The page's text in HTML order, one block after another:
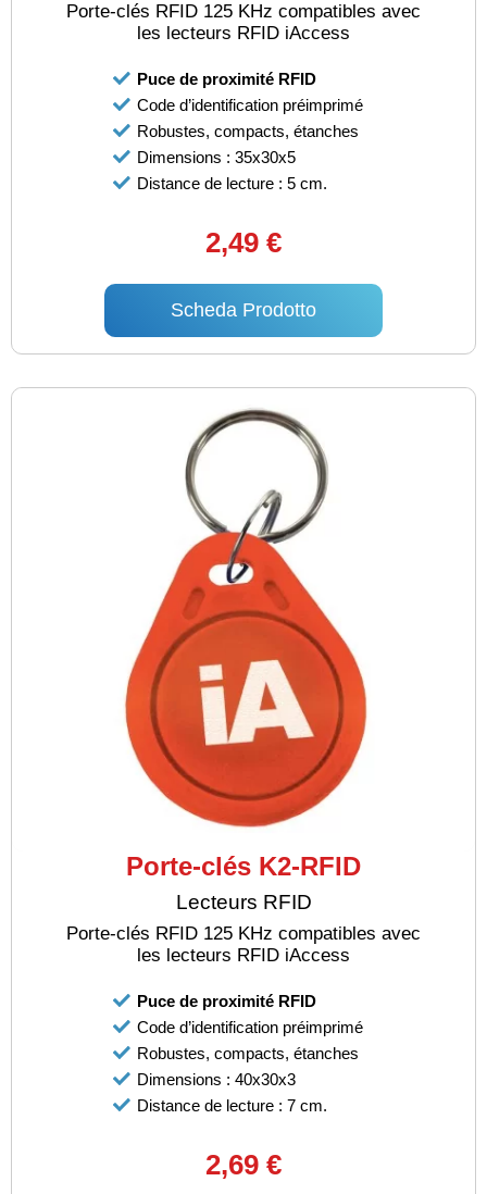
Porte-clés RFID 125 KHz compatibles avec
les lecteurs RFID iAccess
Puce de proximité RFID
Code d’identification préimprimé
Robustes, compacts, étanches
Dimensions : 35x30x5
Distance de lecture : 5 cm.
2,49 €
Scheda Prodotto
Porte-clés K2-RFID
Lecteurs RFID
Porte-clés RFID 125 KHz compatibles avec
les lecteurs RFID iAccess
Puce de proximité RFID
Code d’identification préimprimé
Robustes, compacts, étanches
Dimensions : 40x30x3
Distance de lecture : 7 cm.
2,69 €